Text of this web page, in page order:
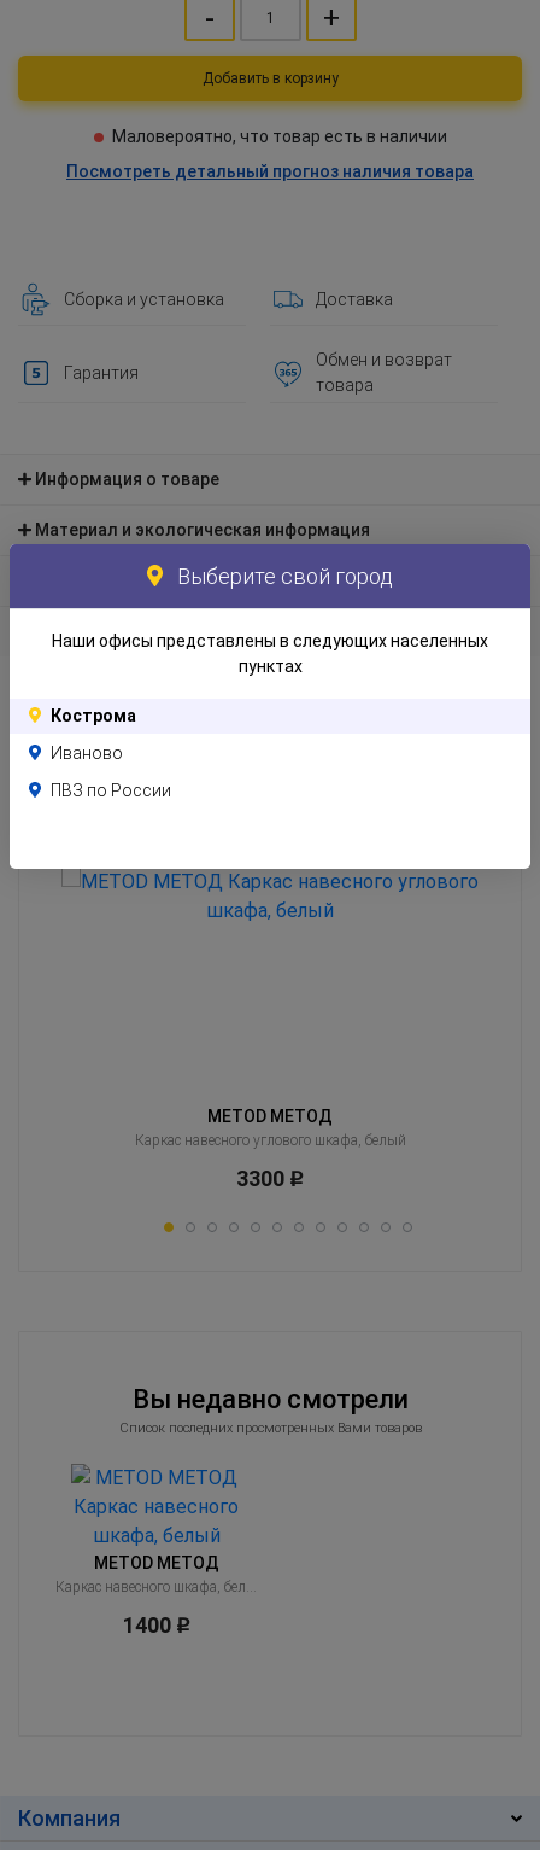
- +
Добавить в корзину
Маловероятно, что товар есть в наличии
Посмотреть детальный прогноз наличия товара
Сборка и установка Доставка
Гарантия
Обмен и возврат
товара
Информация о товаре
Материал и экологическая информация
Информация по упаковке
Отзывы
Похожие товары
METOD МЕТОД
Каркас навесного углового шкафа, белый
3300 Р
Вы недавно смотрели
Список последних просмотренных Вами товаров
METOD МЕТОД
Каркас навесного шкафа, белый
1400 Р
Выберите свой город
Наши офисы представлены в следующих населенных
пунктах
Кострома
Иваново
ПВЗ по России
Компания